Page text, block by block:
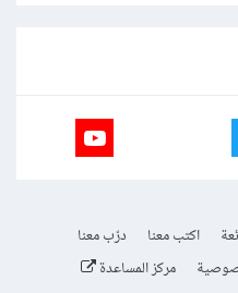
اكتب معنا
درّب معنا
مركز المساعدة